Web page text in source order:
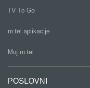
TV To Go
m:tel aplikacije
Moj m:tel
POSLOVNI